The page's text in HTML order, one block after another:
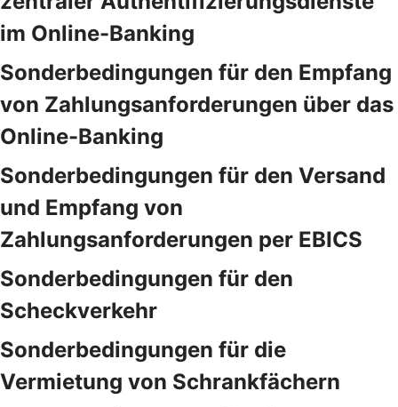
im Online-Banking
Sonderbedingungen für den Empfang
von Zahlungsanforderungen über das
Online-Banking
Sonderbedingungen für den Versand
und Empfang von
Zahlungsanforderungen per EBICS
Sonderbedingungen für den
Scheckverkehr
Sonderbedingungen für die
Vermietung von Schrankfächern